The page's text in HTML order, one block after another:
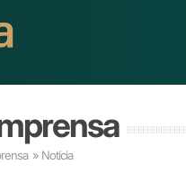
» Notícia